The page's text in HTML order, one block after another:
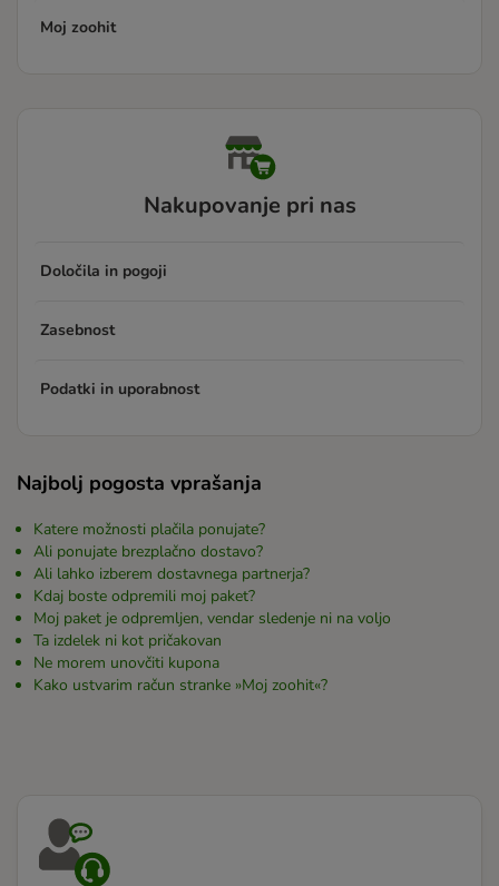
Moj zoohit
Nakupovanje pri nas
Določila in pogoji
Zasebnost
Podatki in uporabnost
Najbolj pogosta vprašanja
Katere možnosti plačila ponujate?
Ali ponujate brezplačno dostavo?
Ali lahko izberem dostavnega partnerja?
Kdaj boste odpremili moj paket?
Moj paket je odpremljen, vendar sledenje ni na voljo
Ta izdelek ni kot pričakovan
Ne morem unovčiti kupona
Kako ustvarim račun stranke »Moj zoohit«?